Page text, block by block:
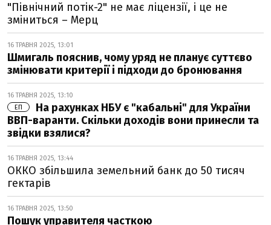
"Північний потік-2" не має ліцензії, і це не
зміниться – Мерц
16 ТРАВНЯ 2025, 13:01
Шмигаль пояснив, чому уряд не планує суттєво
змінювати критерії і підходи до бронювання
16 ТРАВНЯ 2025, 13:10
ЕП
На рахунках НБУ є "кабальні" для України
ВВП-варанти. Скільки доходів вони принесли та
звідки взялися?
16 ТРАВНЯ 2025, 13:44
ОККО збільшила земельний банк до 50 тисяч
гектарів
16 ТРАВНЯ 2025, 13:50
Пошук управителя часткою